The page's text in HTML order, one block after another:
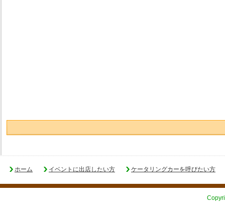
ホーム イベントに出店したい方 ケータリングカーを呼びたい方